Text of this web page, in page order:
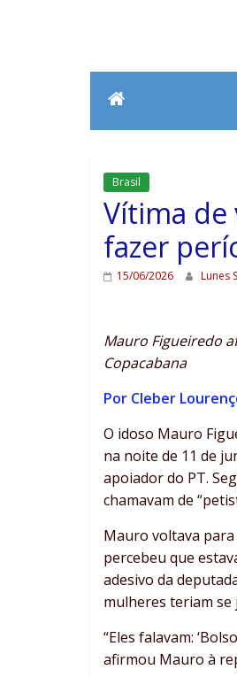
Brasil
Vítima de
fazer
15/06/2026 Lunes
Mauro Figueiredo
Copacabana
Por Cleber
O idoso Mauro
na noite de 11 de
apoiador do PT.
chamavam de
Mauro voltava
percebeu que
adesivo da
mulheres teriam se
“Eles falavam:
afirmou Mauro à